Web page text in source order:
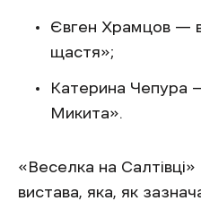
Євген Храмцов —
щастя»;
Катерина Чепура
Микита».
«Веселка на
вистава, яка, як